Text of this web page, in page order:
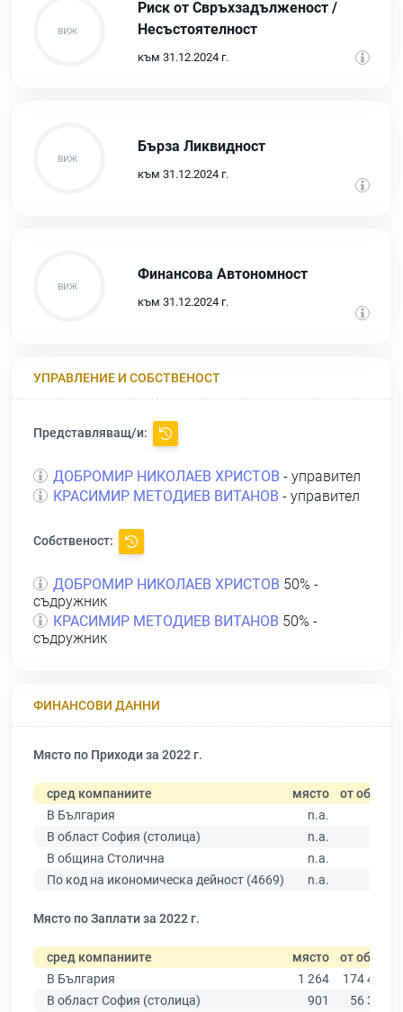
Риск от Свръхзадълженост /
Несъстоятелност
към 31.12.2024 г.
Бърза Ликвидност
към 31.12.2024 г.
Финансова Автономност
към 31.12.2024 г.
УПРАВЛЕНИЕ И СОБСТВЕНОСТ
Представляващ/и:
ДОБРОМИР НИКОЛАЕВ ХРИСТОВ - управител
КРАСИМИР МЕТОДИЕВ ВИТАНОВ - управител
Собственост:
ДОБРОМИР НИКОЛАЕВ ХРИСТОВ 50% -
съдружник
КРАСИМИР МЕТОДИЕВ ВИТАНОВ 50% -
съдружник
ФИНАНСОВИ ДАННИ
Място по Приходи за 2022 г.
сред компаниите място от общо
В България
n.a.
В област София (столица)
n.a.
В община Столична
n.a.
По код на икономическа дейност (4669)
n.a.
Място по Заплати за 2022 г.
сред компаниите място от общо
В България
1 264
174 403
В област София (столица)
901 56 378